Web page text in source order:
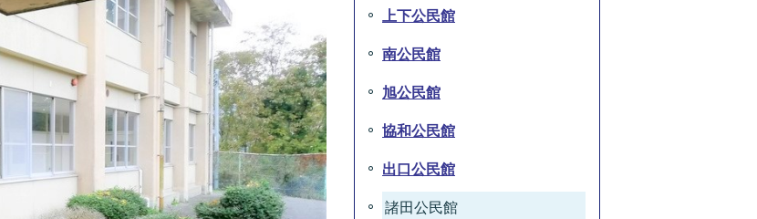
上下公民館
南公民館
旭公民館
協和公民館
出口公民館
諸田公民館